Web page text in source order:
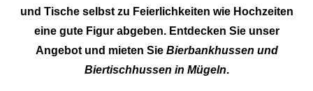
und Tische selbst zu Feierlichkeiten wie Hochzeiten
eine gute Figur abgeben. Entdecken Sie unser
Angebot und mieten Sie Bierbankhussen und
Biertischhussen in Mügeln.